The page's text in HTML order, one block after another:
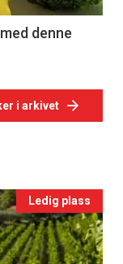
denne
i arkivet
Ledig plass